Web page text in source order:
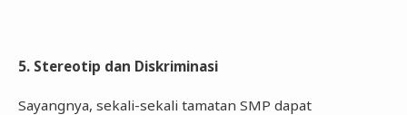
5. Stereotip dan Diskriminasi
Sayangnya, sekali-sekali tamatan SMP dapat